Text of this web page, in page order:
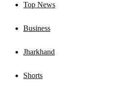
Top News
Business
Jharkhand
Shorts